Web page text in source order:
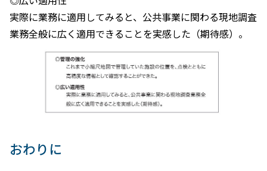
実際に業務に適用してみると、公共事業に関わる現地調査
業務全般に広く適用できることを実感した（期待感）。
おわりに